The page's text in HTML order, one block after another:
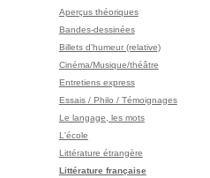
Aperçus théoriques
Bandes-dessinées
Billets d'humeur (relative)
Cinéma/Musique/théâtre
Entretiens express
Essais / Philo / Témoignages
Le langage, les mots
L'école
Littérature étrangère
Littérature française